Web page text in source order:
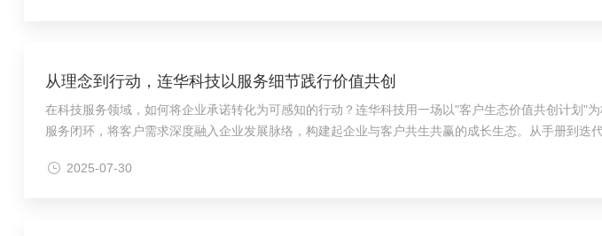
从理念到行动，连华科技以服务细节践行价值共创
在科技服务领域，如何将企业承诺转化为可感知的行动？连华科技用一场以"客户生态价值共创计
服务闭环，将客户需求深度融入企业发展脉络，构建起企业与客户共生共赢的成长生态。从手册到
2025-07-30